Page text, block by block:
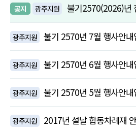
공지 광주지원 불기2570(2026)년
광주지원 불기 2570년 7월 행사안내
광주지원 불기 2570년 6월 행사안내
광주지원 불기 2570년 5월 행사안내
광주지원 2017년 설날 합동차례재